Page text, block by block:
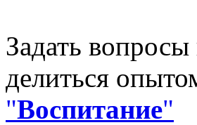
Задать
делиться
"Воспитание"